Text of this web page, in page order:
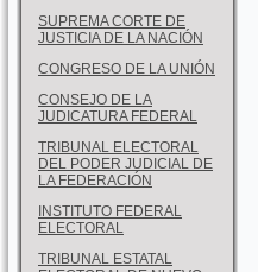
SUPREMA CORTE DE
JUSTICIA DE LA NACIÓN
CONGRESO DE LA UNIÓN
CONSEJO DE LA
JUDICATURA FEDERAL
TRIBUNAL ELECTORAL
DEL PODER JUDICIAL DE
LA FEDERACIÓN
INSTITUTO FEDERAL
ELECTORAL
TRIBUNAL ESTATAL